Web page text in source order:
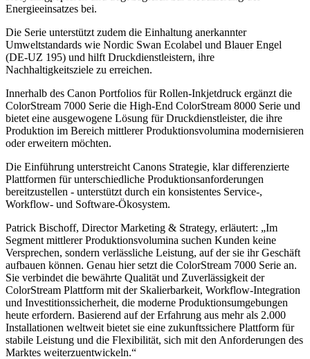
Energieeinsatzes bei.
Die Serie unterstützt zudem die Einhaltung anerkannter
Umweltstandards wie Nordic Swan Ecolabel und Blauer Engel
(DE-UZ 195) und hilft Druckdienstleistern, ihre
Nachhaltigkeitsziele zu erreichen.
Innerhalb des Canon Portfolios für Rollen-Inkjetdruck ergänzt die
ColorStream 7000 Serie die High-End ColorStream 8000 Serie und
bietet eine ausgewogene Lösung für Druckdienstleister, die ihre
Produktion im Bereich mittlerer Produktionsvolumina modernisieren
oder erweitern möchten.
Die Einführung unterstreicht Canons Strategie, klar differenzierte
Plattformen für unterschiedliche Produktionsanforderungen
bereitzustellen - unterstützt durch ein konsistentes Service-,
Workflow- und Software-Ökosystem.
Patrick Bischoff, Director Marketing & Strategy, erläutert: „Im
Segment mittlerer Produktionsvolumina suchen Kunden keine
Versprechen, sondern verlässliche Leistung, auf der sie ihr Geschäft
aufbauen können. Genau hier setzt die ColorStream 7000 Serie an.
Sie verbindet die bewährte Qualität und Zuverlässigkeit der
ColorStream Plattform mit der Skalierbarkeit, Workflow-Integration
und Investitionssicherheit, die moderne Produktionsumgebungen
heute erfordern. Basierend auf der Erfahrung aus mehr als 2.000
Installationen weltweit bietet sie eine zukunftssichere Plattform für
stabile Leistung und die Flexibilität, sich mit den Anforderungen des
Marktes weiterzuentwickeln.“